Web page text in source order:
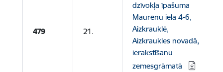
479 21.
dzīvokļa īpašuma
Maurēnu iela 4-6,
Aizkrauklē,
Aizkraukles novadā,
ierakstīšanu
zemesgrāmatā